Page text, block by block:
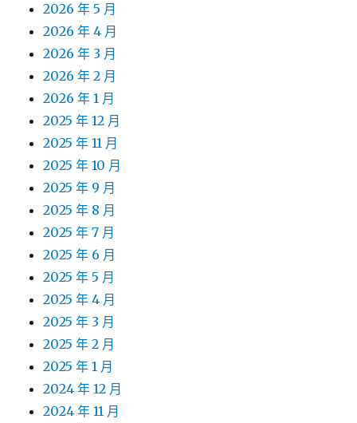
2026 年 5 月
2026 年 4 月
2026 年 3 月
2026 年 2 月
2026 年 1 月
2025 年 12 月
2025 年 11 月
2025 年 10 月
2025 年 9 月
2025 年 8 月
2025 年 7 月
2025 年 6 月
2025 年 5 月
2025 年 4 月
2025 年 3 月
2025 年 2 月
2025 年 1 月
2024 年 12 月
2024 年 11 月